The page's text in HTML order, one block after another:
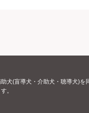
犬(盲導犬・介助犬・聴導犬)を
。